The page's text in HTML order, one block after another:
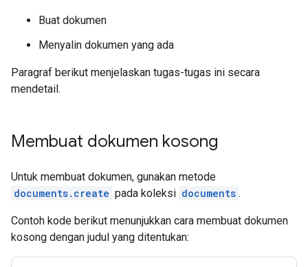
Buat dokumen
Menyalin dokumen yang ada
Paragraf berikut menjelaskan tugas-tugas ini secara
mendetail.
Membuat dokumen kosong
Untuk membuat dokumen, gunakan metode
documents.create pada koleksi documents .
Contoh kode berikut menunjukkan cara membuat dokumen
kosong dengan judul yang ditentukan: